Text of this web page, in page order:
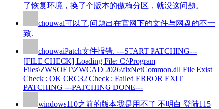
了恢复环境，换了个版本的傲梅分区，就没这问题。
chouwai可以了,问题出在官网下的文件与网盘的不一
致.
chouwaiPatch文件报错. ---START PATCHING---
[FILE CHECK] Loading File: C:\Program
Files\ZWSOFT\ZWCAD 2026\flxNetCommon.dll File Exist
Check : OK CRC32 Check : Failed ERROR EXIT
PATCHING ---PATCHING DONE---
windows110之前的版本我是用不了 不明白 登陆115